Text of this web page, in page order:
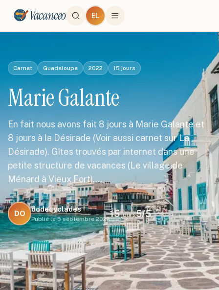
Vacanceo EL
Carnet Guadeloupe 2022 15 jours
Marie Galante
En fait nous avons fait 8 jours à Marie Galante et
8 jours à la Désirade (Voir aussi carnet sur La
Désirade). Gîtes trouvés par internet dans une
petite structure de vacances (Le village de
Ménard à Vieux Fort).…
DO
dodecyclades
Publié le 5 septembre 2022
15jours5/5